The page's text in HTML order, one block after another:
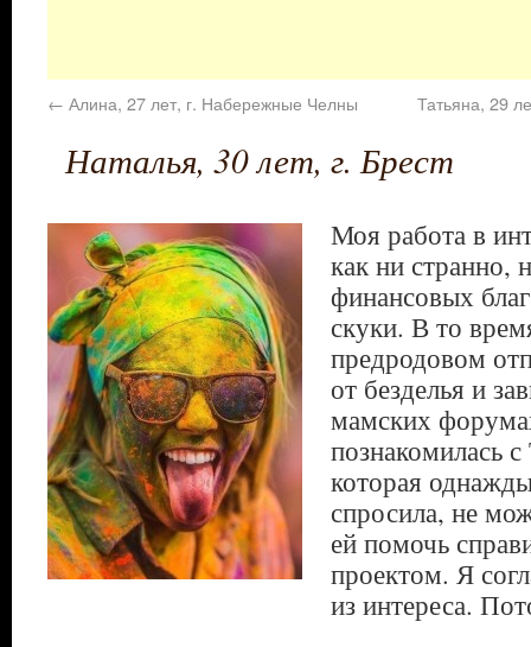
← Алина, 27 лет, г. Набережные Челны Татьяна, 29
Наталья, 30 лет, г. Брест
Моя работа в
как ни странно,
финансовых
скуки. В то
предродовом
от безделья и
мамских
познакомилась
которая
спросила, не
ей помочь
проектом. Я
из интереса.